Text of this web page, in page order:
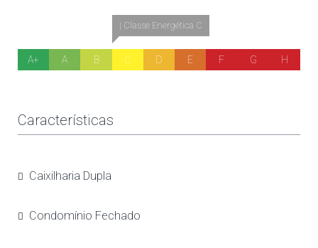
A+ A B
| Classe Energética C
C D E F G H
Características
Caixilharia Dupla
Condomínio Fechado